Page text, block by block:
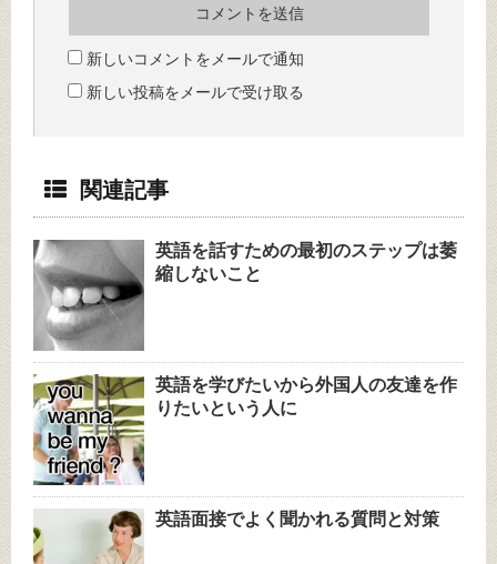
新しいコメントをメールで通知
新しい投稿をメールで受け取る
関連記事
英語を話すための最初のステップは萎
縮しないこと
英語を学びたいから外国人の友達を作
りたいという人に
英語面接でよく聞かれる質問と対策